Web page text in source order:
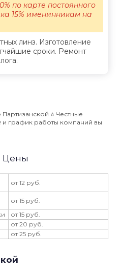
линз. Изготовление
сроки. Ремонт
по карте постоянного
15% именинникам на
⭐️ Честные
график работы компаний вы
Цены
от 12 руб.
от 15 руб.
от 15 руб.
от 20 руб.
от 25 руб.